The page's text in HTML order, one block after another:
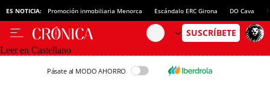
ES NOTICIA: Promoción inmobiliaria Menorca Escándalo ERC Girona DO Cava
Leer en Castellano
Pásate al MODO AHORRO